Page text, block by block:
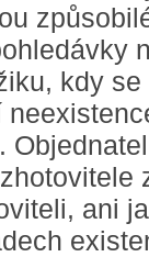
kdy
ani